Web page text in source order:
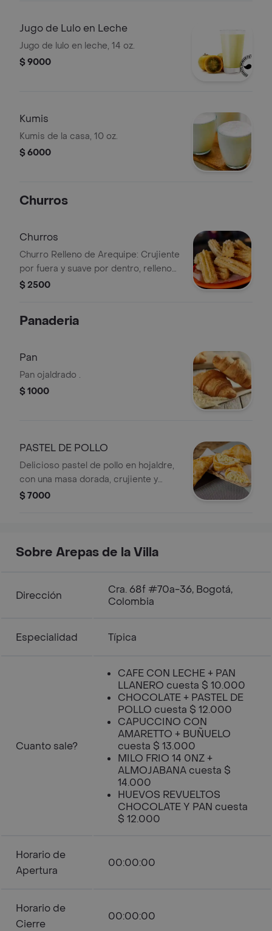
Jugo de Lulo en Leche
Jugo de lulo en leche, 14 oz.
$ 9000
Kumis
Kumis de la casa, 10 oz.
$ 6000
Churros
Churros
Churro Relleno de Arequipe: Crujiente
por fuera y suave por dentro, relleno
con delicioso arequipe de sabor
con un buen café.
$ 2500
Panaderia
Pan
Pan ojaldrado .
$ 1000
PASTEL DE POLLO
Delicioso pastel de pollo en hojaldre,
con una masa dorada, crujiente y
recién horneada que envuelve un
$ 7000
Sobre Arepas de la Villa
Dirección
Cra. 68f #70a-36, Bogotá,
Colombia
Especialidad Típica
Cuanto sale?
CAFE CON LECHE + PAN
LLANERO cuesta $ 10.000
CHOCOLATE + PASTEL DE
POLLO cuesta $ 12.000
CAPUCCINO CON
AMARETTO + BUÑUELO
cuesta $ 13.000
MILO FRIO 14 0NZ +
ALMOJABANA cuesta $
14.000
HUEVOS REVUELTOS
CHOCOLATE Y PAN cuesta
$ 12.000
Horario de
Apertura
00:00:00
Horario de
Cierre
00:00:00